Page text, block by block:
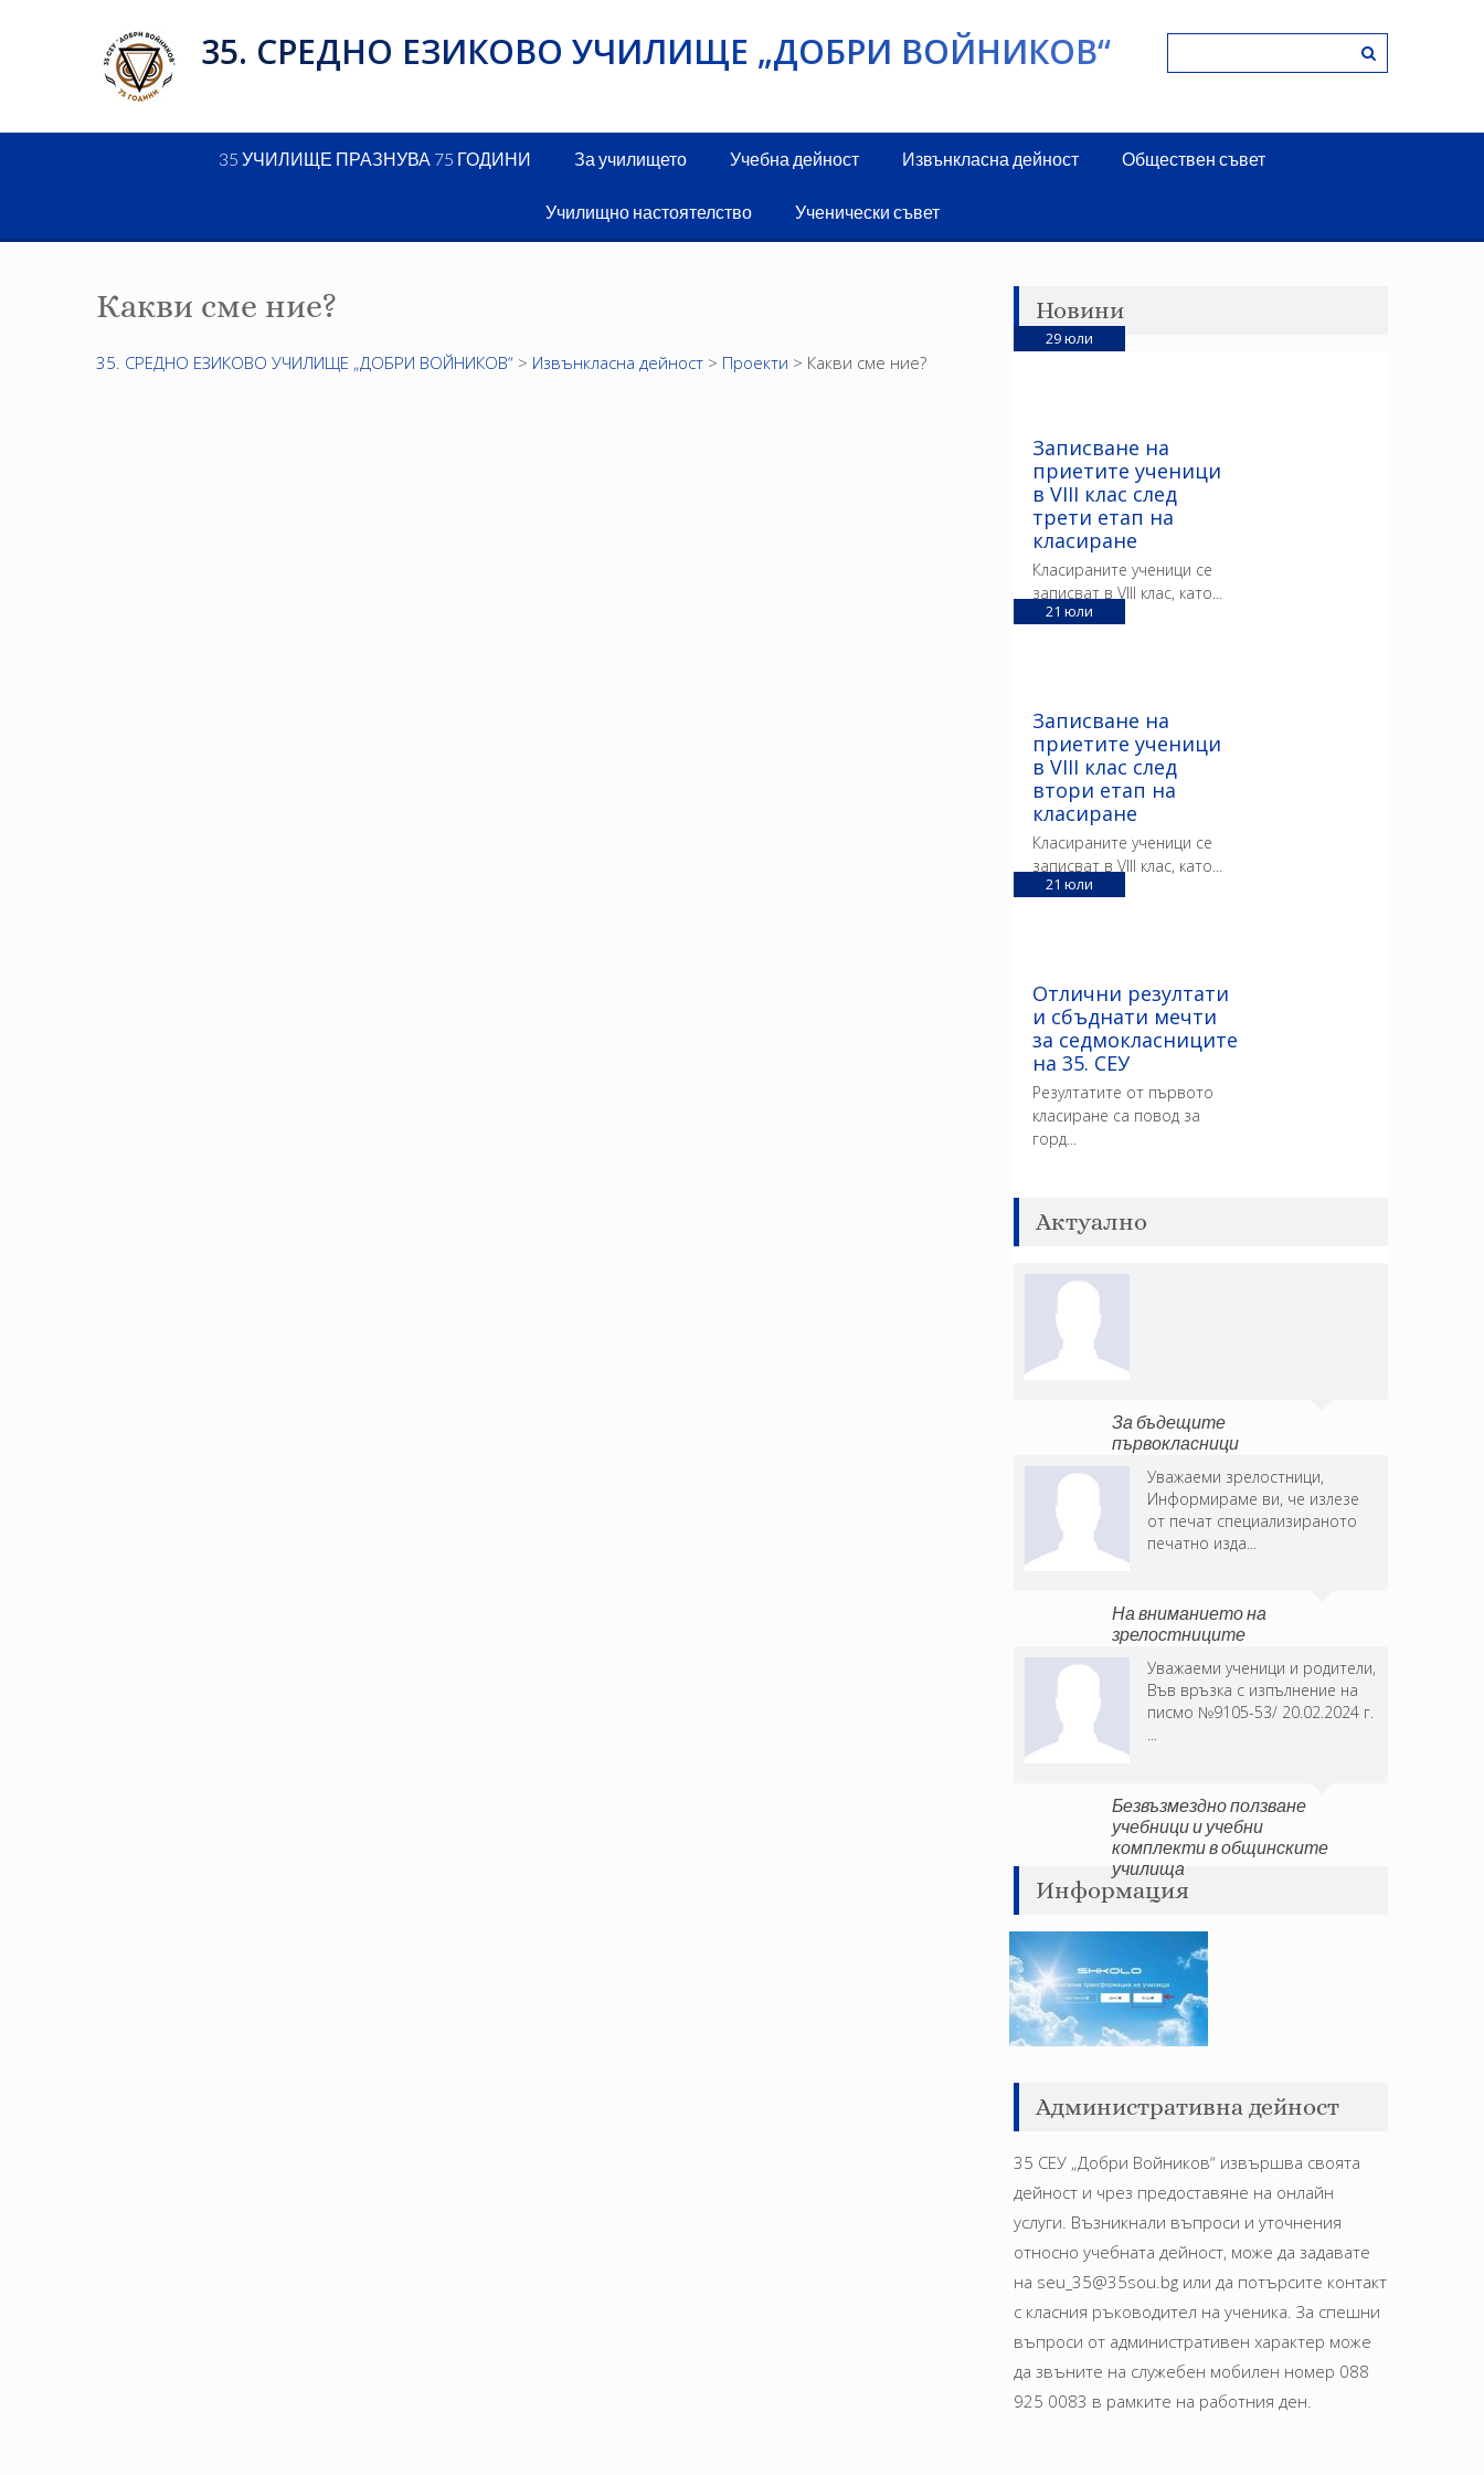
35. СРЕДНО ЕЗИКОВО УЧИЛИЩЕ „ДОБРИ ВОЙНИКОВ“
35 УЧИЛИЩЕ ПРАЗНУВА 75 ГОДИНИ За училището Учебна дейност Извънкласна дейност Обществен съвет
Училищно настоятелство Ученически съвет
Какви сме ние?
35. СРЕДНО ЕЗИКОВО УЧИЛИЩЕ „ДОБРИ ВОЙНИКОВ“ > Извънкласна дейност > Проекти > Какви сме ние?
Новини
29юли
Записване на
приетите ученици
в VIII клас след
трети етап на
класиране
Класираните ученици се
записват в VIII клас, като...
21 юли
Записване на
приетите ученици
в VIII клас след
втори етап на
класиране
Класираните ученици се
записват в VIII клас, като...
21 юли
Отлични резултати
и сбъднати мечти
за седмокласниците
на 35. СЕУ
Резултатите от първото
класиране са повод за
горд...
Актуално
За бъдещите
първокласници
Уважаеми зрелостници,
Информираме ви, че излезе
от печат специализираното
печатно изда...
На вниманието на
зрелостниците
Уважаеми ученици и родители,
Във връзка с изпълнение на
писмо №9105-53/ 20.02.2024 г.
...
Безвъзмездно ползване
учебници и учебни
комплекти в общинските
училища
Информация
Административна дейност
35 СЕУ „Добри Войников“ извършва своята
дейност и чрез предоставяне на онлайн
услуги. Възникнали въпроси и уточнения
относно учебната дейност, може да задавате
на seu_35@35sou.bg или да потърсите контакт
с класния ръководител на ученика. За спешни
въпроси от административен характер може
да звъните на служебен мобилен номер 088
925 0083 в рамките на работния ден.